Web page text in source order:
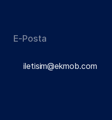
E-Posta
iletisim@ekmob.com